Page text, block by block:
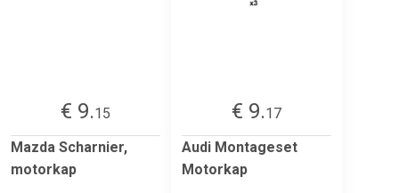
€ 9.15
Mazda Scharnier,
motorkap
€ 9.17
Audi Montageset
Motorkap